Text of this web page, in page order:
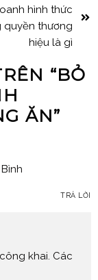
hình thức
quyền thương
hiệu là gì
“BỎ
ĂN”
TRẢ LỜI
khai. Các